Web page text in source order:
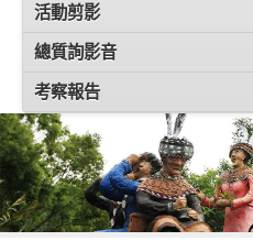
活動剪影
總質詢影音
考察報告